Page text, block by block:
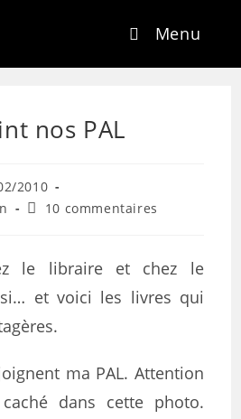
Menu
nos PAL
2010
10 commentaires
le libraire et chez le
et voici les livres qui
ma PAL. Attention
dans cette photo.